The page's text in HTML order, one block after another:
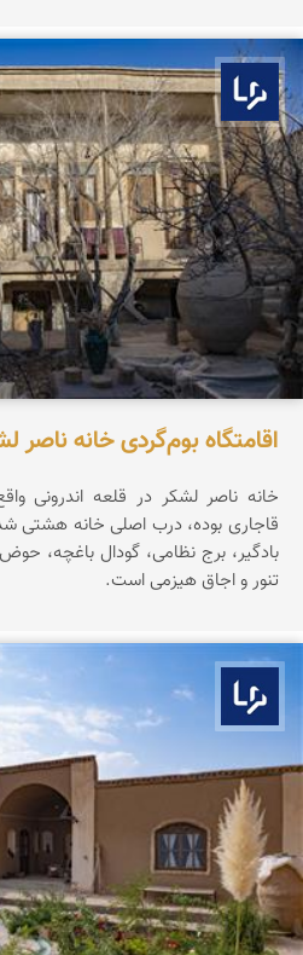
بوم ما
اقامتگاه بوم‌گردی خانه ناصر
خانه ناصر لشکر در قلعه اندرونی
قاجاری بوده، درب اصلی خانه هشتی
بادگیر، برج نظامی، گودال باغچه،
تنور و اجاق هیزمی است.
بوم ما